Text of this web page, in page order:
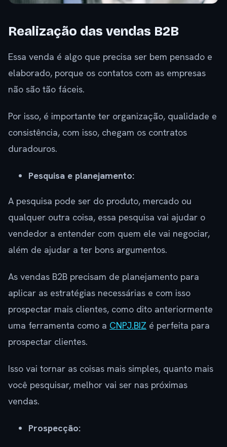
Realização das vendas B2B
Essa venda é algo que precisa ser bem pensado e
elaborado, porque os contatos com as empresas
não são tão fáceis.
Por isso, é importante ter organização, qualidade e
consistência, com isso, chegam os contratos
duradouros.
Pesquisa e planejamento:
A pesquisa pode ser do produto, mercado ou
qualquer outra coisa, essa pesquisa vai ajudar o
vendedor a entender com quem ele vai negociar,
além de ajudar a ter bons argumentos.
As vendas B2B precisam de planejamento para
aplicar as estratégias necessárias e com isso
prospectar mais clientes, como dito anteriormente
uma ferramenta como a CNPJ.BIZ é perfeita para
prospectar clientes.
Isso vai tornar as coisas mais simples, quanto mais
você pesquisar, melhor vai ser nas próximas
vendas.
Prospecção: